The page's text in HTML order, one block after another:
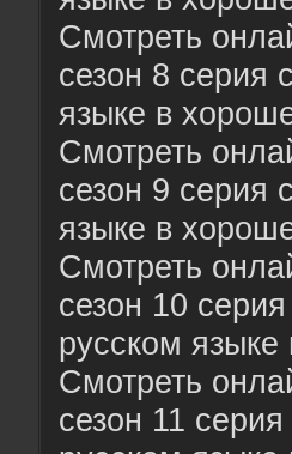
Смотреть
сезон 8 серия
языке в
Смотреть
сезон 9 серия
языке в
Смотреть
сезон 10
русском
Смотреть
сезон 11